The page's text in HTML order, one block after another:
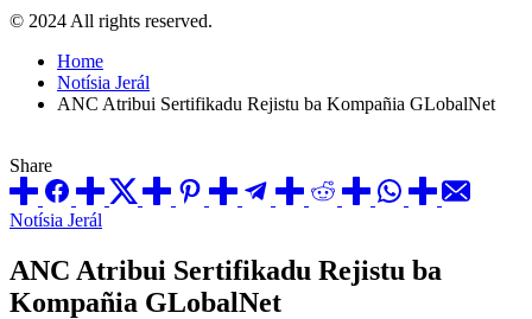
© 2024 All rights reserved.
Home
Notísia Jerál
ANC Atribui Sertifikadu Rejistu ba Kompañia GLobalNet
Share
Posted
Notísia Jerál
ANC Atribui Sertifikadu Rejistu ba
Kompañia GLobalNet